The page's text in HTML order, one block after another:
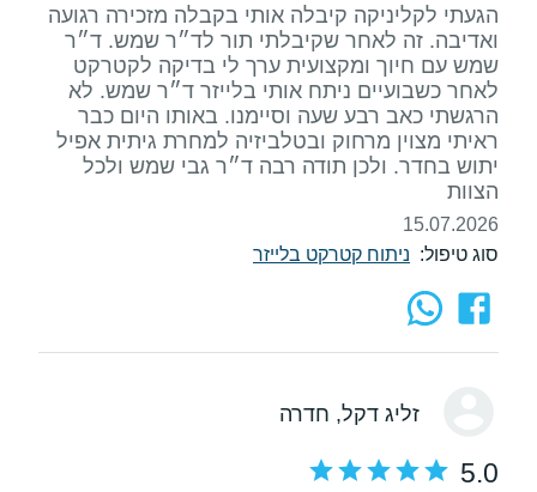
הגעתי לקליניקה קיבלה אותי בקבלה מזכירה רגועה
ואדיבה. זה לאחר שקיבלתי תור לד״ר שמש. ד״ר
שמש עם חיוך ומקצועית ערך לי בדיקה לקטרקט
לאחר כשבועיים ניתח אותי בלייזר ד״ר שמש. לא
הרגשתי כאב רבע שעה וסיימנו. באותו היום כבר
ראיתי מצוין מרחוק ובטלביזיה למחרת גיתית אפיל
יתוש בחדר. ולכן תודה רבה ד״ר גבי שמש ולכל
הצוות
15.07.2026
סוג טיפול: ניתוח קטרקט בלייזר
זליג דקל, חדרה
5.0